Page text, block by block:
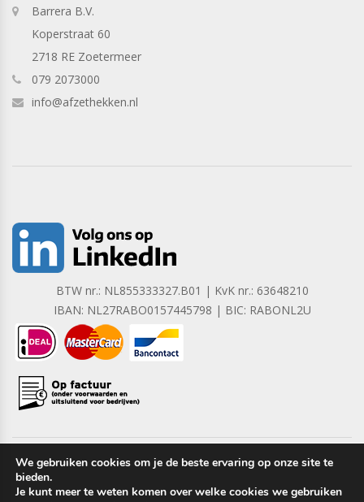
Barrera B.V.
Koperstraat 60
2718 RE Zoetermeer
079 2073000
info@afzethekken.nl
BTW nr.: NL855333327.B01 | KvK nr.: 63648210
IBAN: NL27RABO0157445798 | BIC: RABONL2U
Copyright © 2023 Barrera B.V. Alle rechten voorbehouden.
We gebruiken cookies om je de beste ervaring op onze site te
bieden.
Je kunt meer te weten komen over welke cookies we gebruiken